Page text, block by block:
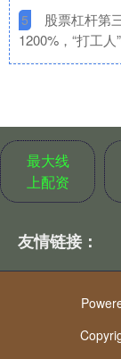
5
股票杠杆第
1200%，“打工人
最大线
上配资
友情链接：